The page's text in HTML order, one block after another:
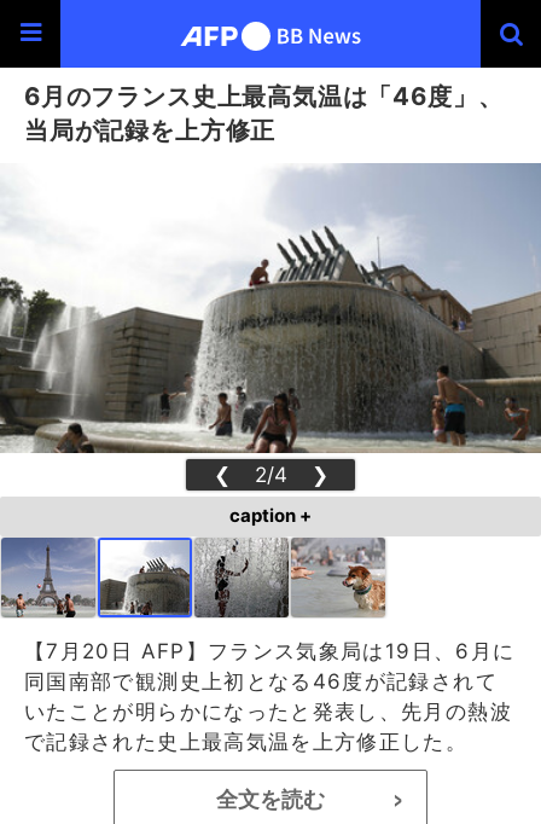
6月のフランス史上最高気温は「46度」、
当局が記録を上方修正
❮ 2/4 ❯
caption +
【7月20日 AFP】フランス気象局は19日、6月に
同国南部で観測史上初となる46度が記録されて
いたことが明らかになったと発表し、先月の熱波
で記録された史上最高気温を上方修正した。
全文を読む >